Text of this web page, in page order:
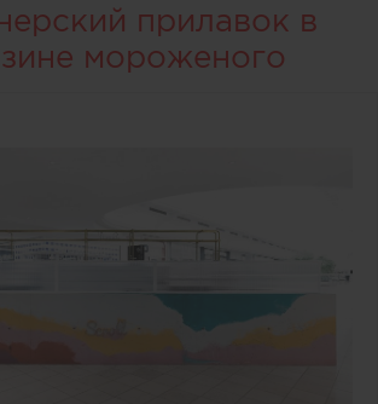
прилавок в
мороженого